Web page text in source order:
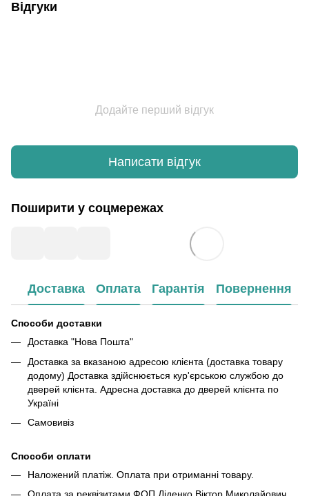
Відгуки
Додайте перший відгук
Написати відгук
Поширити у соцмережах
Доставка Оплата Гарантія Повернення
Способи доставки
Доставка "Нова Пошта"
Доставка за вказаною адресою клієнта (доставка товару
додому) Доставка здійснюється кур'єрською службою до
дверей клієнта. Адресна доставка до дверей клієнта по
Україні
Самовивіз
Способи оплати
Наложений платіж. Оплата при отриманні товару.